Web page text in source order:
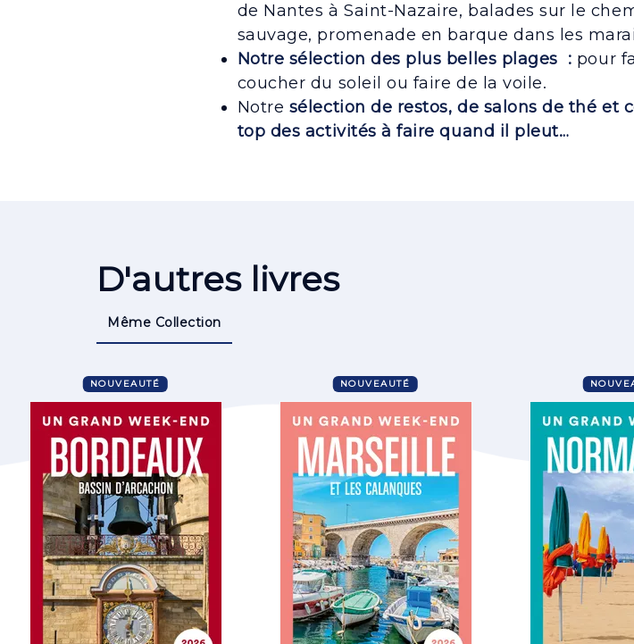
de Nantes à Saint-Nazaire, balades sur le
sauvage, promenade en barque dans les
Notre sélection des plus belles plages : pour
coucher du soleil ou faire de la voile.
Notre sélection de restos, de salons de thé et
top des activités à faire quand il pleut…
D'autres livres
Même Collection
NOUVEAUTÉ NOUVEAUTÉ